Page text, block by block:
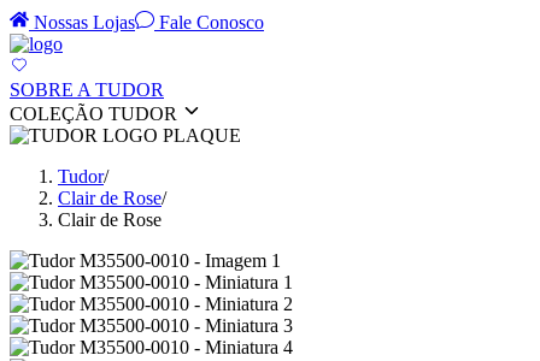
Nossas Lojas Fale Conosco
SOBRE A TUDOR
COLEÇÃO TUDOR
Tudor/
Clair de Rose/
Clair de Rose